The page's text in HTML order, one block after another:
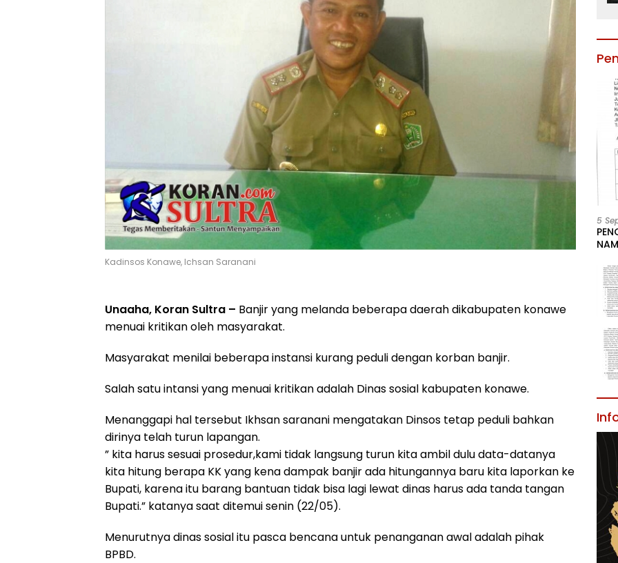
Kadinsos Konawe, Ichsan Saranani
Unaaha, Koran Sultra – Banjir yang melanda beberapa daerah dikabupaten konawe
menuai kritikan oleh masyarakat.
Masyarakat menilai beberapa instansi kurang peduli dengan korban banjir.
Salah satu intansi yang menuai kritikan adalah Dinas sosial kabupaten konawe.
Menanggapi hal tersebut Ikhsan saranani mengatakan Dinsos tetap peduli bahkan
dirinya telah turun lapangan.
” kita harus sesuai prosedur,kami tidak langsung turun kita ambil dulu data-datanya
kita hitung berapa KK yang kena dampak banjir ada hitungannya baru kita laporkan ke
Bupati, karena itu barang bantuan tidak bisa lagi lewat dinas harus ada tanda tangan
Bupati.” katanya saat ditemui senin (22/05).
Menurutnya dinas sosial itu pasca bencana untuk penanganan awal adalah pihak
BPBD.
5